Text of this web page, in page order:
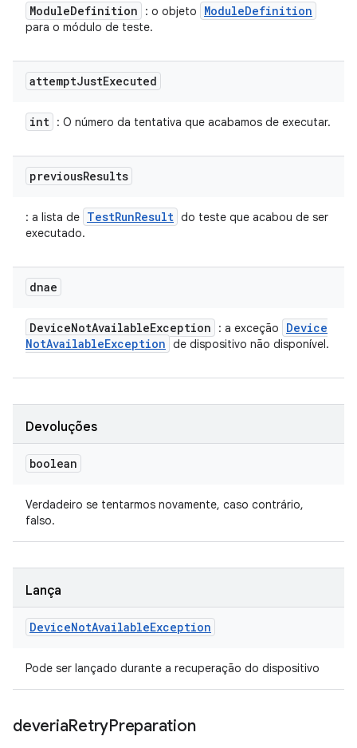
ModuleDefinition : o objeto ModuleDefinition
para o módulo de teste.
attemptJustExecuted
int : O número da tentativa que acabamos de executar.
previousResults
: a lista de TestRunResult do teste que acabou de ser
executado.
dnae
DeviceNotAvailableException : a exceção
Device
NotAvailableException de dispositivo não disponível.
Devoluções
boolean
Verdadeiro se tentarmos novamente, caso contrário,
falso.
Lança
DeviceNotAvailableException
Pode ser lançado durante a recuperação do dispositivo
deveriaRetryPreparation